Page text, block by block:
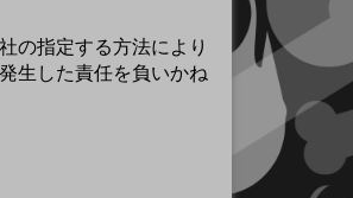
の指定する方法により
生した責任を負いかね